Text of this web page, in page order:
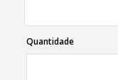
Quantidade